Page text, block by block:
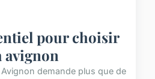
pour choisir
avignon
demande plus que de